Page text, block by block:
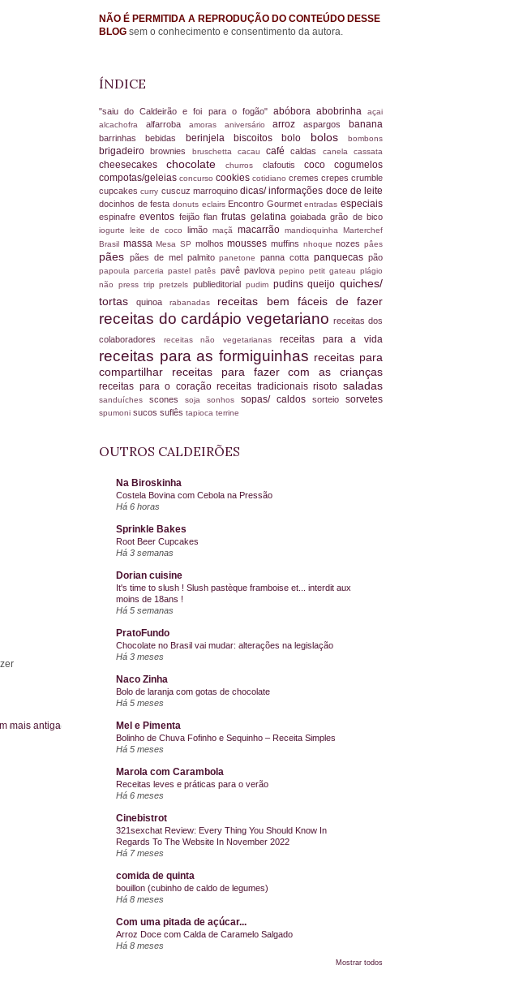
mais antiga
NÃO É PERMITIDA A REPRODUÇÃO DO CONTEÚDO DESSE
BLOG sem o conhecimento e consentimento da autora.
ÍNDICE
"saiu do Caldeirão e foi para o fogão" abóbora abobrinhaaçai
alcachofra alfarroba amoras aniversárioarrozaspargos banana
barrinhasbebidas berinjela biscoitos bolo bolosbombons
brigadeirobrownies bruschetta cacaucafécaldas canelacassata
cheesecakeschocolatechurros clafoutis cococogumelos
compotas/geleias concurso cookies cotidiano cremes crepes crumble
cupcakescurry cuscuz marroquino dicas/ informações doce de leite
docinhos de festa donuts eclairs Encontro Gourmetentradas especiais
espinafreeventos feijãoflanfrutas gelatinagoiabadagrão de bico
iogurte leite de coco limão maçã macarrão mandioquinha Marterchef
Brasil massaMesa SP molhosmoussesmuffins nhoquenozespâes
pães pães de mel palmitopanetonepanna cottapanquecaspão
papoulaparceriapastelpatês pavê pavlova pepino petit gateauplágio
não press trippretzels publieditorial pudim pudinsqueijo quiches/
tortasquinoarabanadas receitas bem fáceis de fazer
receitas do cardápio vegetarianoreceitas dos
colaboradores receitas não vegetarianas receitas para a vida
receitas para as formiguinhas receitas para
compartilhar receitas para fazer com as crianças
receitas para o coraçãoreceitas tradicionaisrisotosaladas
sanduíches scones soja sonhos sopas/ caldos sorteio sorvetes
spumoni sucos suflês tapioca terrine
OUTROS CALDEIRÕES
Na Biroskinha
Costela Bovina com Cebola na Pressão
Há 6 horas
Sprinkle Bakes
Root Beer Cupcakes
Há 3 semanas
Dorian cuisine
It's time to slush ! Slush pastèque framboise et... interdit aux
moins de 18ans !
Há 5 semanas
PratoFundo
Chocolate no Brasil vai mudar: alterações na legislação
Há 3 meses
Naco Zinha
Bolo de laranja com gotas de chocolate
Há 5 meses
Mel e Pimenta
Bolinho de Chuva Fofinho e Sequinho – Receita Simples
Há 5 meses
Marola com Carambola
Receitas leves e práticas para o verão
Há 6 meses
Cinebistrot
321sexchat Review: Every Thing You Should Know In
Regards To The Website In November 2022
Há 7 meses
comida de quinta
bouillon (cubinho de caldo de legumes)
Há 8 meses
Com uma pitada de açúcar...
Arroz Doce com Calda de Caramelo Salgado
Há 8 meses
Mostrar todos